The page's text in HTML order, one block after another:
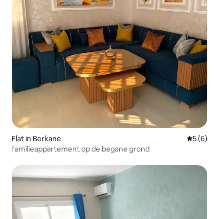
Flat in Berkane
5 (6)
familieappartement op de begane grond